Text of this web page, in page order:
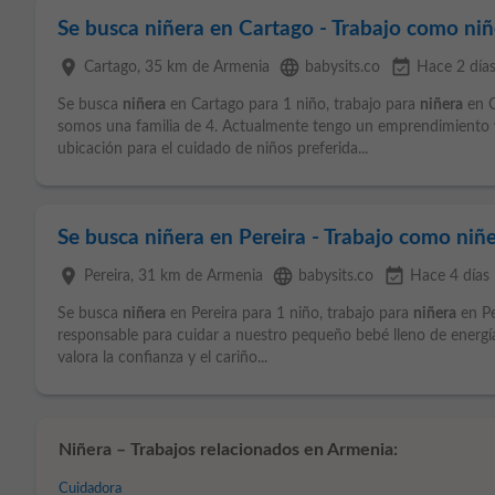
Se busca niñera en Cartago - Trabajo como
place Cartago, 35 km de Armenia language babysits.co event_available Hace 2 días
Se busca niñera en Cartago para 1 niño, trabajo para niñera en
somos una familia de 4. Actualmente tengo un emprendimiento
ubicación para el cuidado de niños preferida...
Se busca niñera en Pereira - Trabajo como
place Pereira, 31 km de Armenia language babysits.co event_available Hace 4 días
Se busca niñera en Pereira para 1 niño, trabajo para niñera en
responsable para cuidar a nuestro pequeño bebé lleno de
valora la confianza y el cariño...
Niñera – Trabajos relacionados en Armenia:
Cuidadora